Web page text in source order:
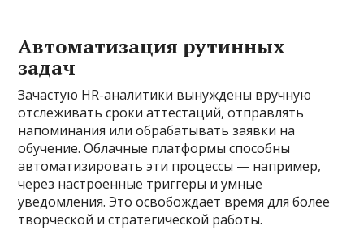
Автоматизация рутинных
задач
Зачастую HR-аналитики вынуждены вручную
отслеживать сроки аттестаций, отправлять
напоминания или обрабатывать заявки на
обучение. Облачные платформы способны
автоматизировать эти процессы — например,
через настроенные триггеры и умные
уведомления. Это освобождает время для более
творческой и стратегической работы.